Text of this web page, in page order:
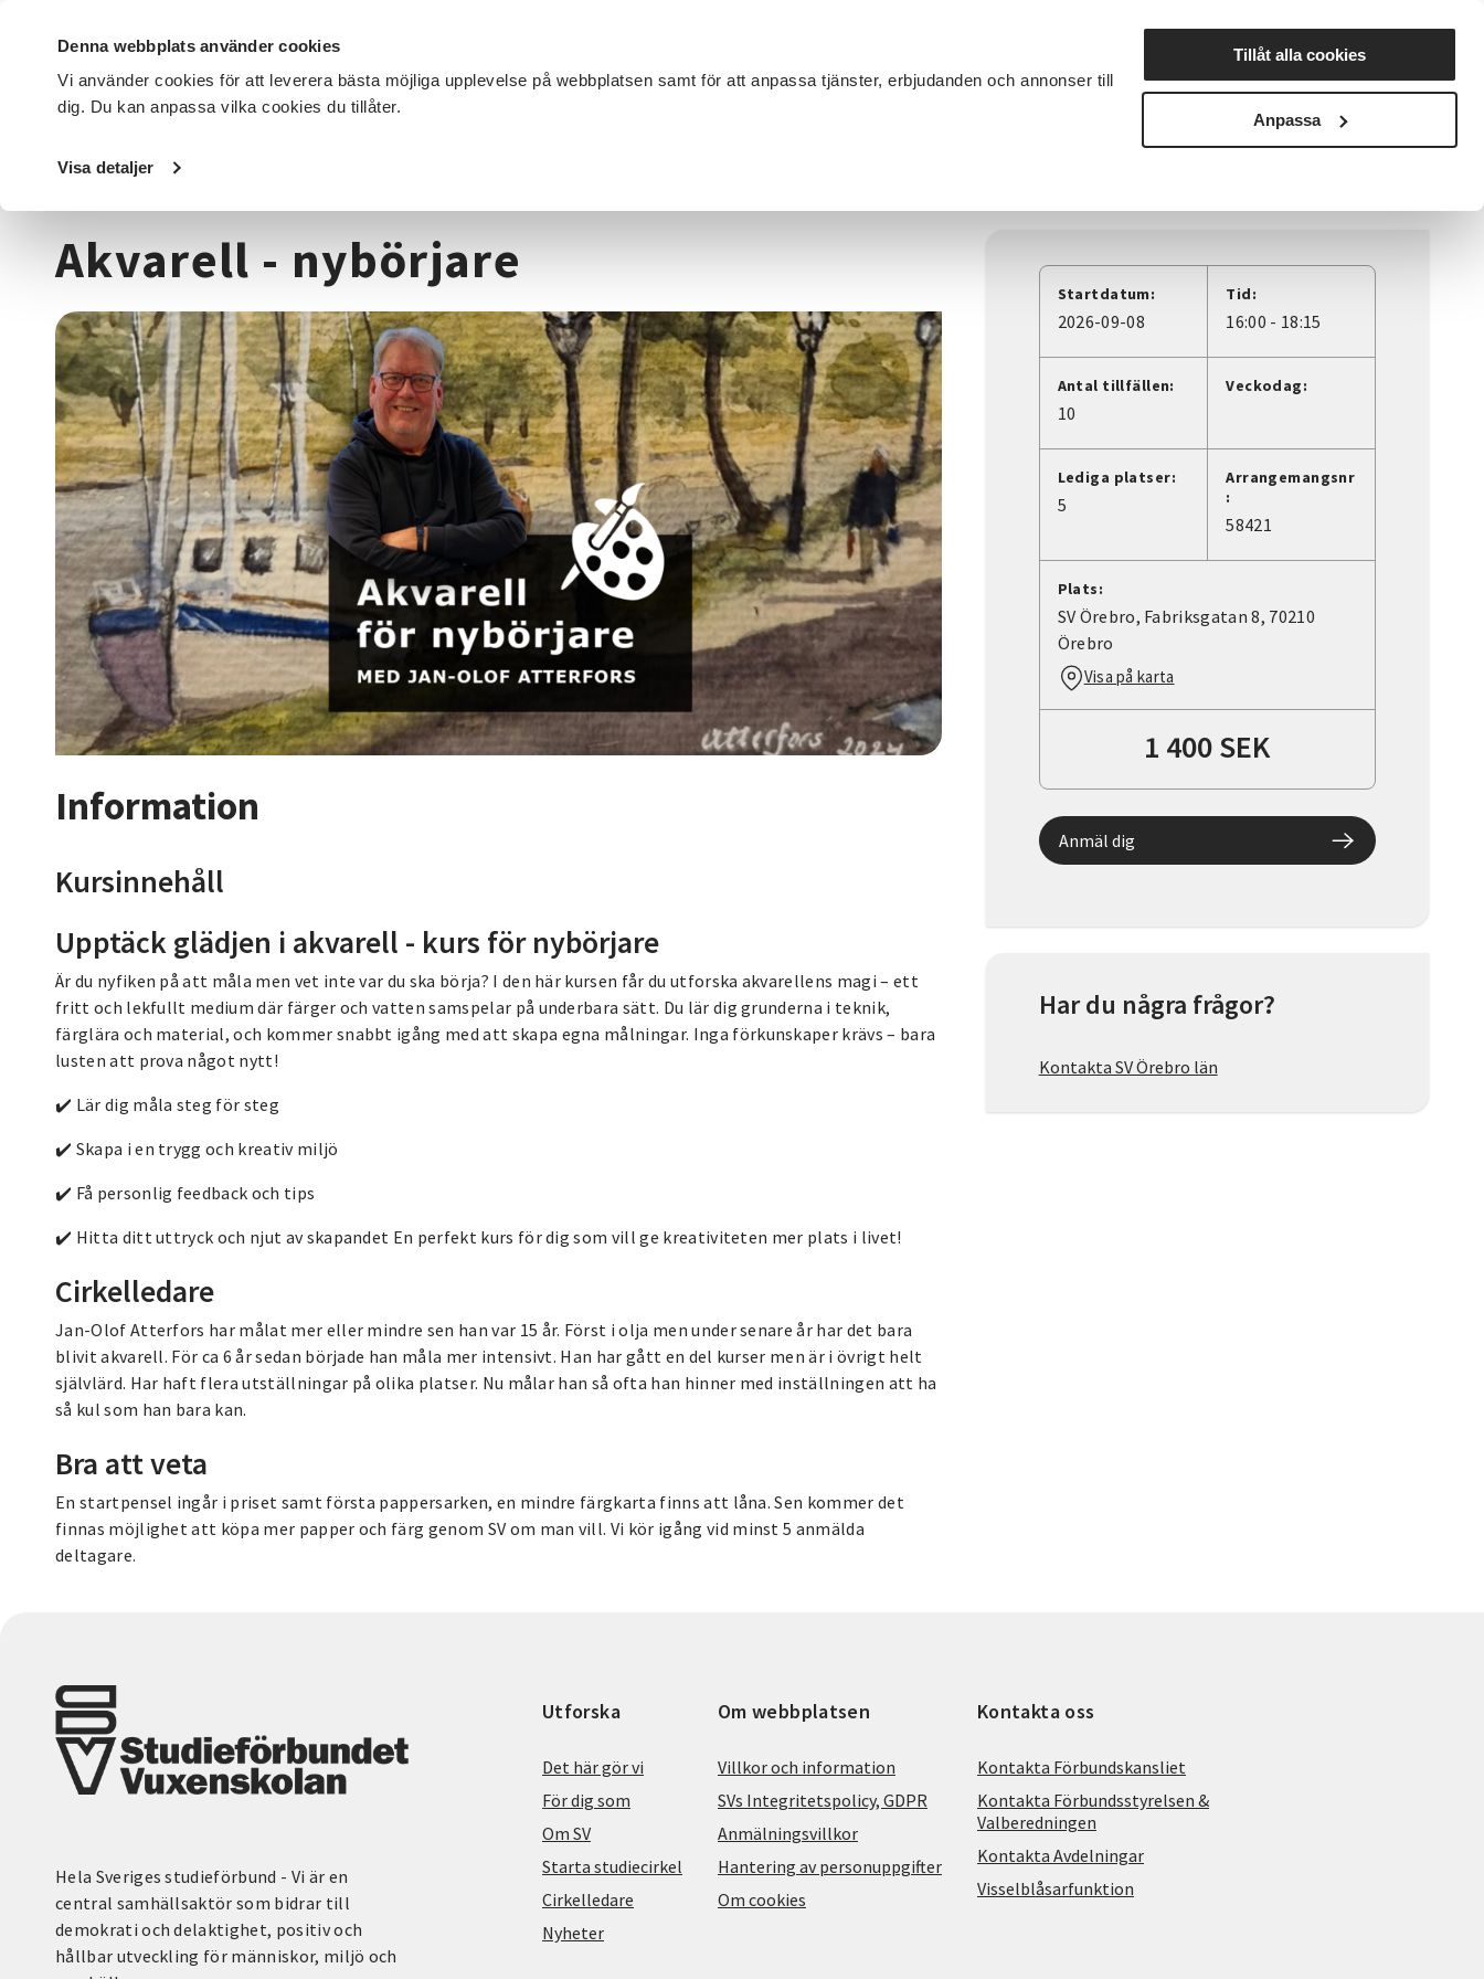
Denna webbplats använder cookies
Vi använder cookies för att leverera bästa möjliga upplevelse på webbplatsen samt för att anpassa tjänster, erbjudanden och annonser till
dig. Du kan anpassa vilka cookies du tillåter.
Visa detaljer
Tillåt alla cookies
Anpassa
DET HÄR GÖR VI FÖR DIG SOM SÖK KURSER OCH EVENEMANG Nyheter Avdelningar
Startsida / Kurser och evenemang
Akvarell - nybörjare
Information
Kursinnehåll
Upptäck glädjen i akvarell - kurs för nybörjare
Är du nyfiken på att måla men vet inte var du ska börja? I den här kursen får du utforska akvarellens magi – ett
fritt och lekfullt medium där färger och vatten samspelar på underbara sätt. Du lär dig grunderna i teknik,
färglära och material, och kommer snabbt igång med att skapa egna målningar. Inga förkunskaper krävs – bara
lusten att prova något nytt!
✔️ Lär dig måla steg för steg
✔️ Skapa i en trygg och kreativ miljö
✔️ Få personlig feedback och tips
✔️ Hitta ditt uttryck och njut av skapandet En perfekt kurs för dig som vill ge kreativiteten mer plats i livet!
Cirkelledare
Jan-Olof Atterfors har målat mer eller mindre sen han var 15 år. Först i olja men under senare år har det bara
blivit akvarell. För ca 6 år sedan började han måla mer intensivt. Han har gått en del kurser men är i övrigt helt
självlärd. Har haft flera utställningar på olika platser. Nu målar han så ofta han hinner med inställningen att ha
så kul som han bara kan.
Bra att veta
En startpensel ingår i priset samt första pappersarken, en mindre färgkarta finns att låna. Sen kommer det
finnas möjlighet att köpa mer papper och färg genom SV om man vill. Vi kör igång vid minst 5 anmälda
deltagare.
Startdatum:
2026-09-08
Tid:
16:00 - 18:15
Antal tillfällen:
10
Veckodag:
Lediga platser:
5
Arrangemangsnr
:
58421
Plats:
SV Örebro, Fabriksgatan 8, 70210
Örebro
Visa på karta
1 400 SEK
Anmäl dig
Har du några frågor?
Kontakta SV Örebro län
Hela Sveriges studieförbund - Vi är en
central samhällsaktör som bidrar till
demokrati och delaktighet, positiv och
hållbar utveckling för människor, miljö och
Utforska
Det här gör vi
För dig som
Om SV
Starta studiecirkel
Cirkelledare
Nyheter
Om webbplatsen
Villkor och information
SVs Integritetspolicy, GDPR
Anmälningsvillkor
Hantering av personuppgifter
Om cookies
Kontakta oss
Kontakta Förbundskansliet
Kontakta Förbundsstyrelsen &
Valberedningen
Kontakta Avdelningar
Visselblåsarfunktion